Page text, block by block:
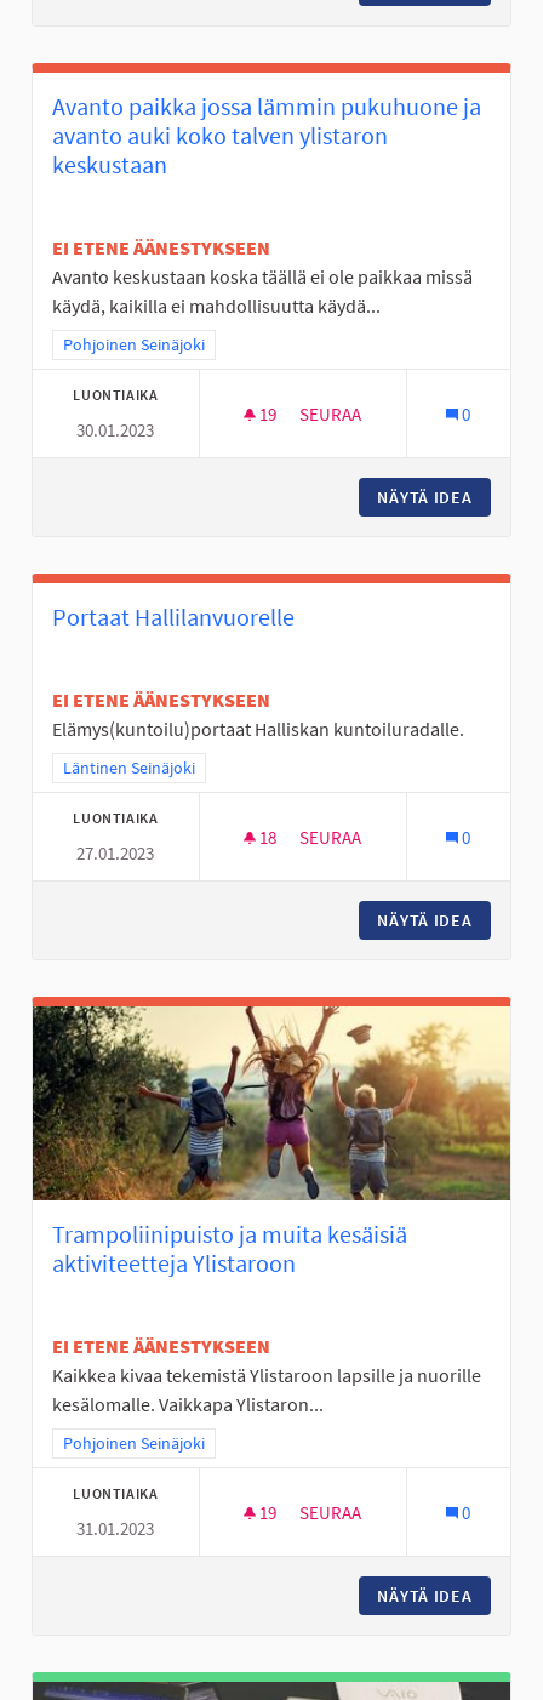
Avanto paikka jossa lämmin pukuhuone ja
avanto auki koko talven ylistaron
keskustaan
EI ETENE ÄÄNESTYKSEEN
Avanto keskustaan koska täällä ei ole paikkaa missä
käydä, kaikilla ei mahdollisuutta käydä...
Rajaa tulokset teeman mukaan: Pohjoinen Seinäjoki
Pohjoinen Seinäjoki
LUONTIAIKA
30.01.2023
19 19 SEURAAJAA
SEURAA 0
NÄYTÄ IDEA
Portaat Hallilanvuorelle
EI ETENE ÄÄNESTYKSEEN
Elämys(kuntoilu)portaat Halliskan kuntoiluradalle.
Rajaa tulokset teeman mukaan: Läntinen Seinäjoki
Läntinen Seinäjoki
LUONTIAIKA
27.01.2023
18 18 SEURAAJAA
SEURAA 0
NÄYTÄ IDEA
Trampoliinipuisto ja muita kesäisiä
aktiviteetteja Ylistaroon
EI ETENE ÄÄNESTYKSEEN
Kaikkea kivaa tekemistä Ylistaroon lapsille ja nuorille
kesälomalle. Vaikkapa Ylistaron...
Rajaa tulokset teeman mukaan: Pohjoinen Seinäjoki
Pohjoinen Seinäjoki
LUONTIAIKA
31.01.2023
19 19 SEURAAJAA
SEURAA 0
NÄYTÄ IDEA